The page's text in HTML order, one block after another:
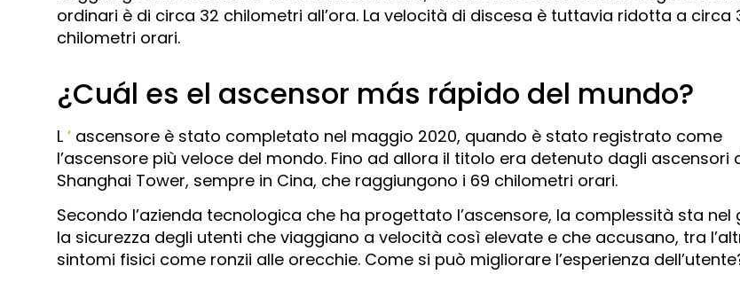
ordinari è di circa 32 chilometri all’ora. La velocità di discesa è tuttavia ridotta a circa
chilometri orari.
¿Cuál es el ascensor más rápido del mundo?
L ‘ ascensore è stato completato nel maggio 2020, quando è stato registrato come
l’ascensore più veloce del mondo. Fino ad allora il titolo era detenuto dagli ascensori
Shanghai Tower, sempre in Cina, che raggiungono i 69 chilometri orari.
Secondo l’azienda tecnologica che ha progettato l’ascensore, la complessità sta nel
la sicurezza degli utenti che viaggiano a velocità così elevate e che accusano, tra
sintomi fisici come ronzii alle orecchie. Come si può migliorare l’esperienza